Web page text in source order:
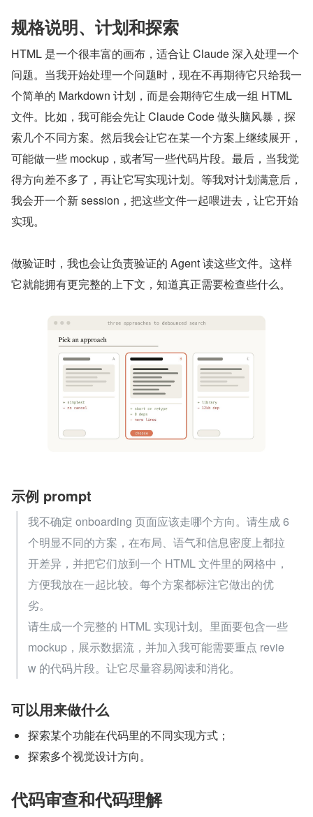
规格说明、计划和探索
HTML 是一个很丰富的画布，适合让 Claude 深入处理一个
问题。当我开始处理一个问题时，现在不再期待它只给我一
个简单的 Markdown 计划，而是会期待它生成一组 HTML
文件。比如，我可能会先让 Claude Code 做头脑风暴，探
索几个不同方案。然后我会让它在某一个方案上继续展开，
可能做一些 mockup，或者写一些代码片段。最后，当我觉
得方向差不多了，再让它写实现计划。等我对计划满意后，
我会开一个新 session，把这些文件一起喂进去，让它开始
实现。
做验证时，我也会让负责验证的 Agent 读这些文件。这样
它就能拥有更完整的上下文，知道真正需要检查些什么。
示例 prompt
我不确定 onboarding 页面应该走哪个方向。请生成 6
个明显不同的方案，在布局、语气和信息密度上都拉
开差异，并把它们放到一个 HTML 文件里的网格中，
方便我放在一起比较。每个方案都标注它做出的优
劣。
请生成一个完整的 HTML 实现计划。里面要包含一些
mockup，展示数据流，并加入我可能需要重点 revie
w 的代码片段。让它尽量容易阅读和消化。
可以用来做什么
探索某个功能在代码里的不同实现方式；
探索多个视觉设计方向。
代码审查和代码理解